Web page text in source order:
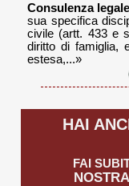
Consulenza
sua specifica
civile (artt. 433 e
diritto di famiglia,
estesa,...»
HAI
FAI